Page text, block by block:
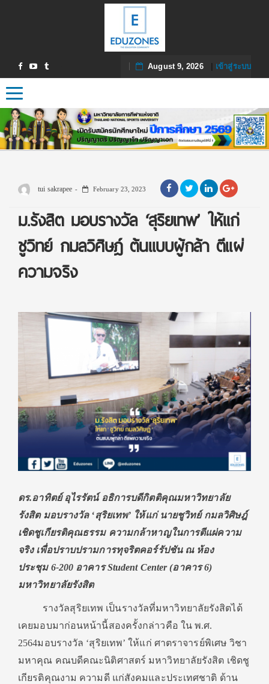
August 9, 2026| เข้าสู่ระบบ
Toggle navigation
tui sakrapee February 23, 2023
ม.รังสิต มอบรางวัล ‘สุริยเทพ’ ให้แก่
ชูวิทย์ กมลวิศิษฎ์ ต้นแบบผู้กล้า ตีแผ่
ความจริง
ดร.อาทิตย์ อุไรรัตน์ อธิการบดีกิตติคุณมหาวิทยาลัย
รังสิต มอบรางวัล ‘สุริยเทพ’ ให้แก่ นายชูวิทย์ กมลวิศิษฎ์
เชิดชูเกียรติคุณธรรม ความกล้าหาญในการตีแผ่ความ
จริง เพื่อปราบปรามการทุจริตคอร์รัปชัน ณ ห้อง
ประชุม 6-200 อาคาร Student Center (อาคาร 6)
มหาวิทยาลัยรังสิต
รางวัลสุริยเทพ เป็นรางวัลที่มหาวิทยาลัยรังสิตได้
เคยมอบมาก่อนหน้านี้สองครั้งกล่าวคือ ใน พ.ศ.
2564มอบรางวัล ‘สุริยเทพ’ ให้แก่ ศาตราจารย์พิเศษ วิชา
มหาคุณ คณบดีคณะนิติศาสตร์ มหาวิทยาลัยรังสิต เชิดชู
เกียรติคุณงาม ความดี แก่สังคมและประเทศชาติ ด้าน